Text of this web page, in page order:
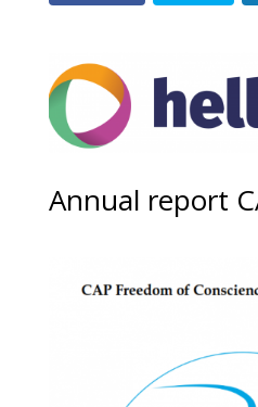
Annual report